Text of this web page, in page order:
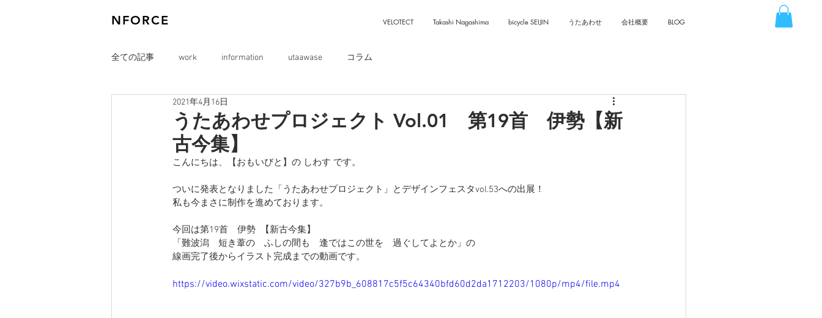
VELOTECT Takashi Nagashima bicycle SEIJIN うたあわせ 会社概要 BLOG
NFORCE
全ての記事 work information utaawase コラム
うたあわせプロジェクト Vol.01 第19首 伊勢【新
古今集】
2021年4月16日
こんにちは、【おもいびと】の しわす です。
ついに発表となりました「うたあわせプロジェクト」とデザインフェスタvol.53への出展！
私も今まさに制作を進めております。
今回は第19首　伊勢  【新古今集】
「難波潟　短き葦の　ふしの間も　逢ではこの世を　過ぐしてよとか」の
線画完了後からイラスト完成までの動画です。
https://video.wixstatic.com/video/327b9b_608817c5f5c64340bfd60d2da1712203/1080p/mp4/file.mp4